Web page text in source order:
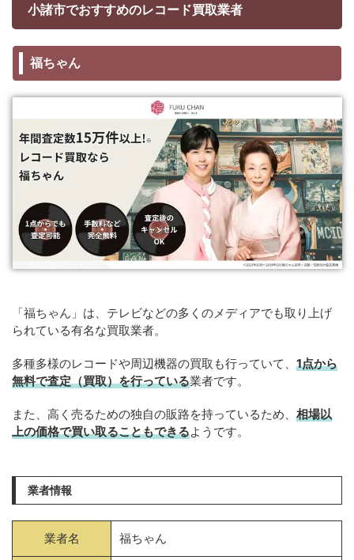
小諸市でおすすめのレコード買取業者
福ちゃん
「福ちゃん」は、テレビなどの多くのメディアでも取り上げ
られている有名な買取業者。
多種多様のレコードや周辺機器の買取も行っていて、 1点から
無料で査定（買取）を行っている業者です。
また、高く売るための独自の販路を持っているため、 相場以
上の価格で買い取ることもできるようです。
業者情報
業者名 福ちゃん